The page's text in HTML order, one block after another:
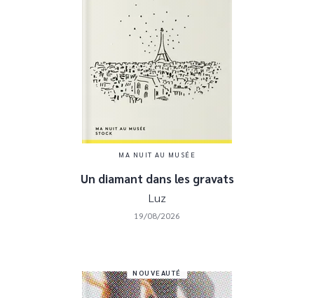
MA NUIT AU MUSÉE
Un diamant dans les gravats
Luz
19/08/2026
NOUVEAUTÉ